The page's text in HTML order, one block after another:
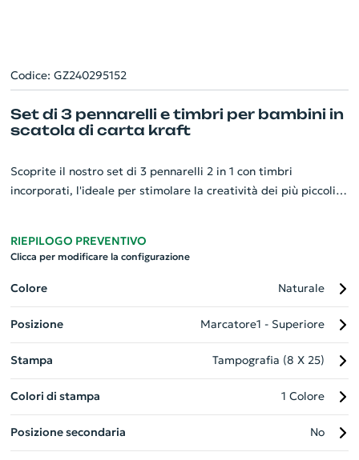
Codice: GZ240295152
Set di 3 pennarelli e timbri per bambini in
scatola di carta kraft
Scoprite il nostro set di 3 pennarelli 2 in 1 con timbri
incorporati, l'ideale per stimolare la creatività dei più piccoli.
arancione, un segnalibro panda con timbro a fiore nel verde e
set, fornito in una charmante scatola regalo in carta kraft, può
essere il regalo perfetto piacevole ed educativo allo stesso
tempo. Colorare non è mai stato così divertente!
RIEPILOGO PREVENTIVO
Clicca per modificare la configurazione
Colore Naturale
Posizione Marcatore1 - Superiore
Stampa Tampografia (8 X 25)
Colori di stampa 1 Colore
Posizione secondaria No